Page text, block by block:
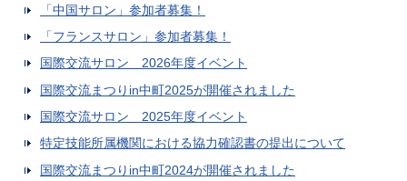
「中国サロン」参加者募集！
「フランスサロン」参加者募集！
国際交流サロン 2026年度イベント
国際交流まつりin中町2025が開催されました
国際交流サロン 2025年度イベント
特定技能所属機関における協力確認書の提出について
国際交流まつりin中町2024が開催されました